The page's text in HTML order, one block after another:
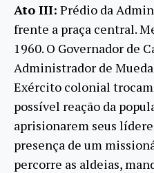
Ato III: Prédio da
frente a praça central.
1960. O Governador de
Administrador de
Exército colonial
possível reação da
aprisionarem seus
presença de um
percorre as aldeias,